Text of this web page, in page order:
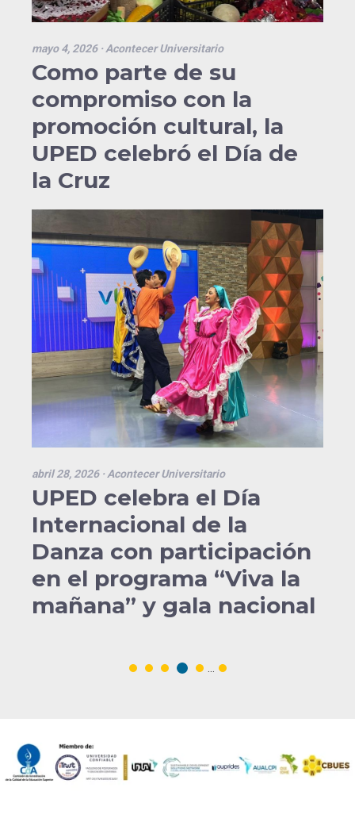
mayo 4, 2026· Acontecer Universitario
Como parte de su
compromiso con la
promoción cultural, la
UPED celebró el Día de
la Cruz
abril 28, 2026· Acontecer Universitario
UPED celebra el Día
Internacional de la
Danza con participación
en el programa “Viva la
mañana” y gala nacional
...